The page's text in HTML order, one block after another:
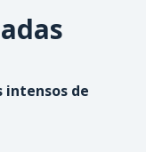
intensos de